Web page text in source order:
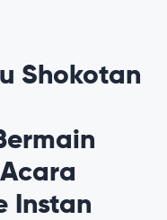
Shokotan
Instan